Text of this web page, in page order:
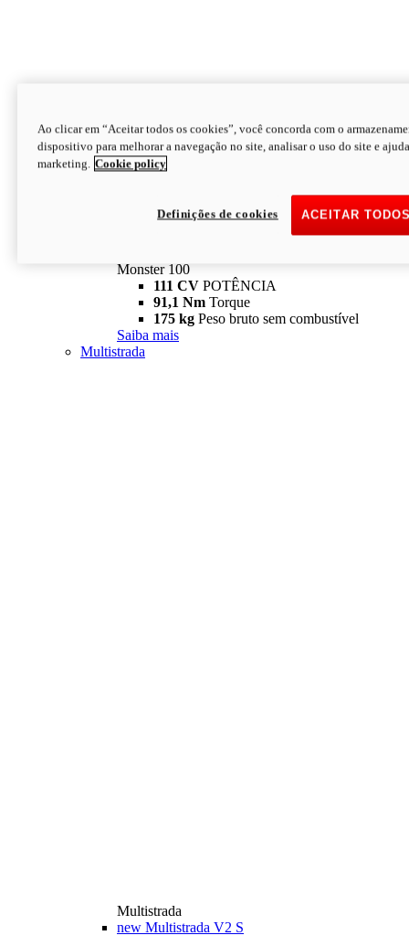
Monster
Monster 100
111 CV POTÊNCIA
91,1 Nm Torque
175 kg Peso bruto sem combustível
Saiba mais
Multistrada
Multistrada
new Multistrada V2 S
Ao clicar em “Aceitar todos os cookies”, você concorda com o
dispositivo para melhorar a navegação no site, analisar o uso do site e
marketing. Cookie policy
ACEITAR
Definições de cookies